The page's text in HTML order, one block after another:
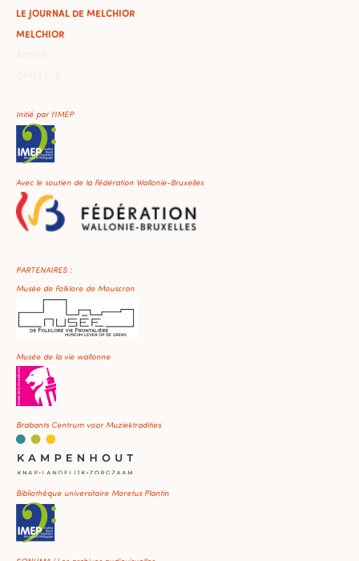
LE JOURNAL DE MELCHIOR
MELCHIOR
Initié par l'IMEP
Avec le soutien de la Fédération Wallonie-Bruxelles
PARTENAIRES :
Musée de Folklore de Mouscron
Musée de la vie wallonne
Brabants Centrum voor Muziektradities
Bibliothèque universitaire Moretus Plantin